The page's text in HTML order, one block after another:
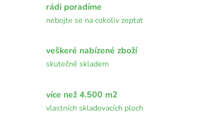
rádi poradíme
nebojte se na cokoliv zeptat
veškeré nabízené zboží
skutečně skladem
více než 4.500 m2
vlastních skladovacích ploch